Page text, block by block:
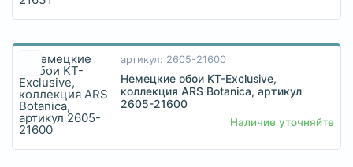
артикул: 2605-21600
Немецкие обои KT-Exclusive,
коллекция ARS Botanica, артикул
2605-21600
Наличие уточняйте